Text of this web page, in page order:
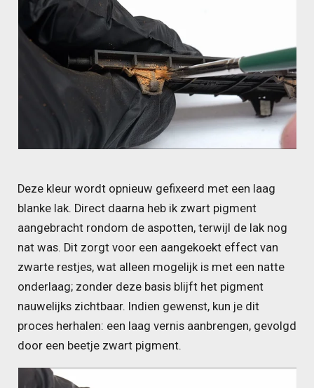
Deze kleur wordt opnieuw gefixeerd met een laag
blanke lak. Direct daarna heb ik zwart pigment
aangebracht rondom de aspotten, terwijl de lak nog
nat was. Dit zorgt voor een aangekoekt effect van
zwarte restjes, wat alleen mogelijk is met een natte
onderlaag; zonder deze basis blijft het pigment
nauwelijks zichtbaar. Indien gewenst, kun je dit
proces herhalen: een laag vernis aanbrengen, gevolgd
door een beetje zwart pigment.